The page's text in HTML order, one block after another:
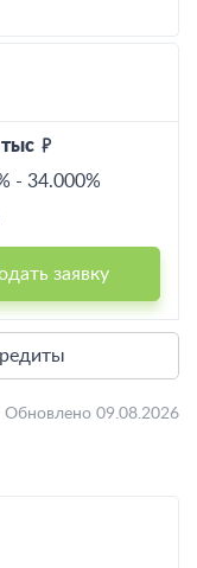
- 34.000%
заявку
Обновлено 09.08.2026